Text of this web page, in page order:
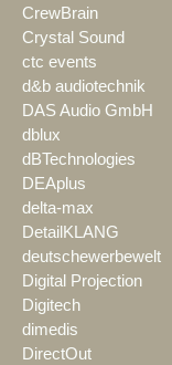
CrewBrain
Crystal Sound
ctc events
d&b audiotechnik
DAS Audio GmbH
dblux
dBTechnologies
DEAplus
delta-max
DetailKLANG
deutschewerbewelt
Digital Projection
Digitech
dimedis
DirectOut